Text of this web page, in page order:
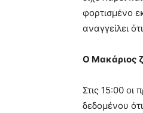
φορτισμένο
αναγγείλει
Ο Μακάριος
Στις 15:00
δεδομένου